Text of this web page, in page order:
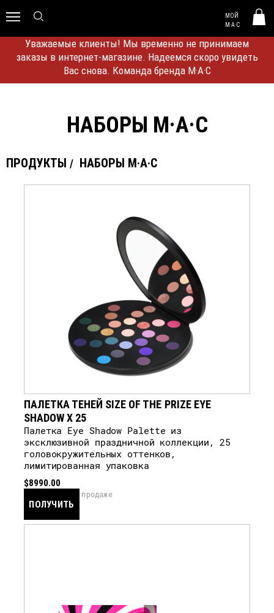
МОЙ
M·A·C
Уважаемые клиенты! Мы временно не принимаем
заказы в интернет-магазине. Надеемся скоро увидеть
Вас снова. Команда бренда M·A·C
НАБОРЫ M·A·C
ПРОДУКТЫ НАБОРЫ M·A·C
ПАЛЕТКА ТЕНЕЙ SIZE OF THE PRIZE EYE
SHADOW X 25
Палетка Eye Shadow Palette из
эксклюзивной праздничной коллекции, 25
головокружительных оттенков,
лимитированная упаковка
$8990.00
ПОЛУЧИТЬ
скоро в продаже